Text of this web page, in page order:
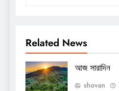
Related News
আজ সারাদিন
shovan